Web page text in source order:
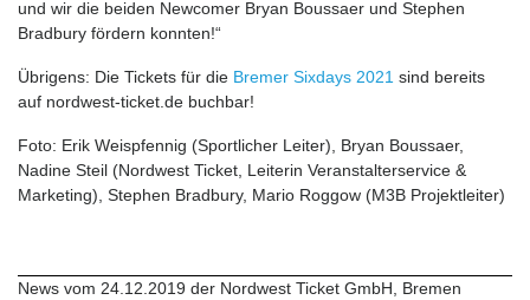
und wir die beiden Newcomer Bryan Boussaer und Stephen
Bradbury fördern konnten!“
Übrigens: Die Tickets für die Bremer Sixdays 2021 sind bereits
auf nordwest-ticket.de buchbar!
Foto: Erik Weispfennig (Sportlicher Leiter), Bryan Boussaer,
Nadine Steil (Nordwest Ticket, Leiterin Veranstalterservice &
Marketing), Stephen Bradbury, Mario Roggow (M3B Projektleiter)
News vom 24.12.2019 der Nordwest Ticket GmbH, Bremen